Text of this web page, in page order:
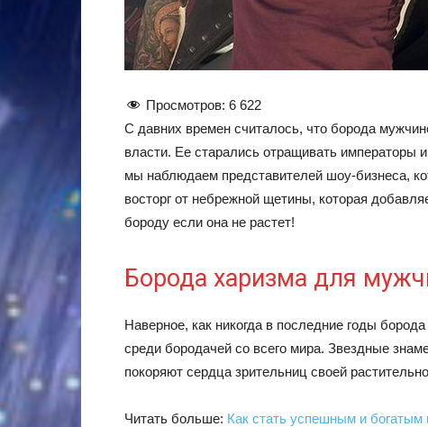
Просмотров: 6 622
С давних времен считалось, что борода
власти. Ее старались отращивать императоры
мы наблюдаем представителей шоу-бизнеса,
восторг от небрежной щетины, которая
бороду если она не растет!
Борода харизма для
Наверное, как никогда в последние годы
среди бородачей со всего мира. Звездные
покоряют сердца зрительниц своей
Читать больше: Как стать успешным и богатым